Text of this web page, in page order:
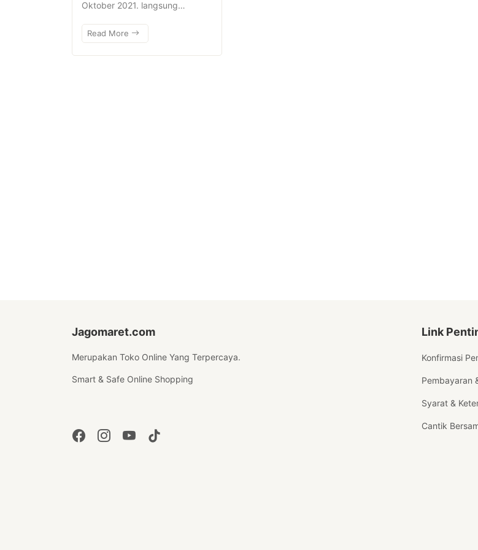
Oktober 2021. langsung…
Read More
Jagomaret.com
Merupakan Toko Online Yang Terpercaya.
Smart & Safe Online Shopping
Link
Konfirmasi
Pembayaran
Syarat &
Cantik